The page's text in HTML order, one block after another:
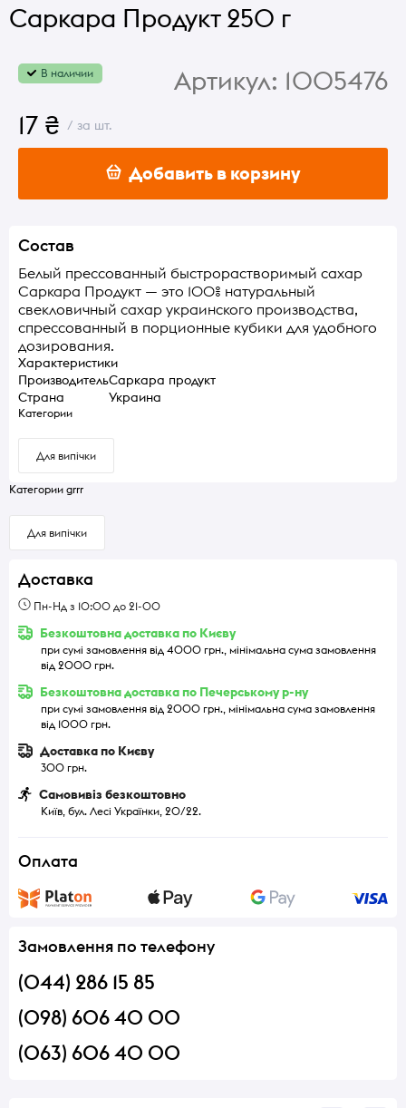
Саркара Продукт 250 г
В наличии Артикул: 1005476
17 ₴ / за шт.
Добавить в корзину
Состав
Белый прессованный быстрорастворимый сахар
Саркара Продукт — это 100% натуральный
свекловичный сахар украинского производства,
спрессованный в порционные кубики для удобного
дозирования.
Характеристики
ПроизводительСаркара продукт
Страна
Украина
Категории
Для випічки
Категории grrr
Для випічки
Доставка
Пн-Нд з 10:00 до 21-00
Безкоштовна доставка по Києву
при сумі замовлення від 4000 грн., мінімальна сума замовлення
від 2000 грн.
Безкоштовна доставка по Печерському р-ну
при сумі замовлення від 2000 грн., мінімальна сума замовлення
від 1000 грн.
Доставка по Києву
300 грн.
Самовивіз безкоштовно
Київ, бул. Лесі Українки, 20/22.
Оплата
Замовлення по телефону
(044) 286 15 85
(098) 606 40 00
(063) 606 40 00